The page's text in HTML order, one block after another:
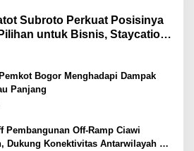
Subroto Perkuat Posisinya
untuk Bisnis, Staycation,
di Jakarta Selatan
Bogor Menghadapi Dampak
Panjang
Pembangunan Off-Ramp Ciawi
Dukung Konektivitas Antarwilayah di